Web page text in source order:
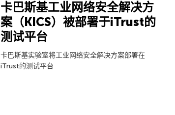
卡巴斯基工业网络安全解决方
案（KICS）被部署于iTrust的
测试平台
卡巴斯基实验室将工业网络安全解决方案部署在
iTrust的测试平台